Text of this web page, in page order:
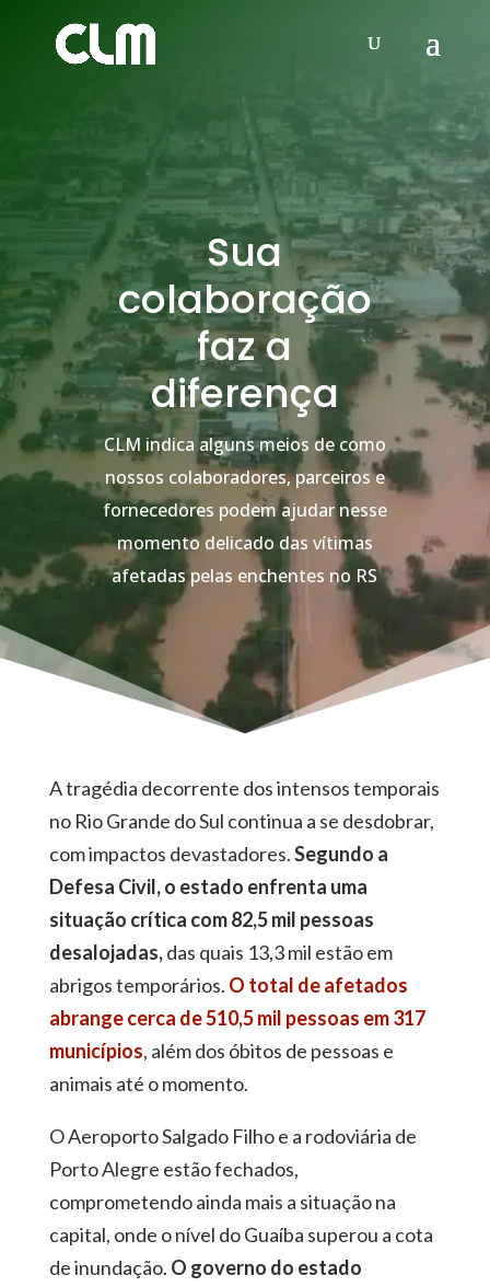
Sua
colaboração
faz a
diferença
CLM indica alguns meios de como
nossos colaboradores, parceiros e
fornecedores podem ajudar nesse
momento delicado das vítimas
afetadas pelas enchentes no RS
A tragédia decorrente dos intensos temporais
no Rio Grande do Sul continua a se desdobrar,
com impactos devastadores.Segundo a
Defesa Civil, o estado enfrenta uma
situação crítica com 82,5 mil pessoas
desalojadas,das quais 13,3 mil estão em
abrigos temporários. O total de afetados
abrange cerca de 510,5 mil pessoas em 317
municípios, além dos óbitos de pessoas e
animais até o momento.
O Aeroporto Salgado Filho e a rodoviária de
Porto Alegre estão fechados,
comprometendo ainda mais a situação na
capital, onde o nível do Guaíba superou a cota
de inundação. O governo do estado